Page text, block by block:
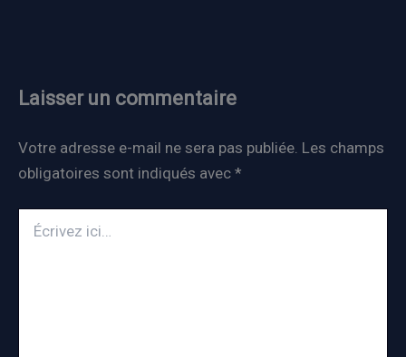
Laisser un commentaire
Votre adresse e-mail ne sera pas publiée. Les champs
obligatoires sont indiqués avec *
ici…